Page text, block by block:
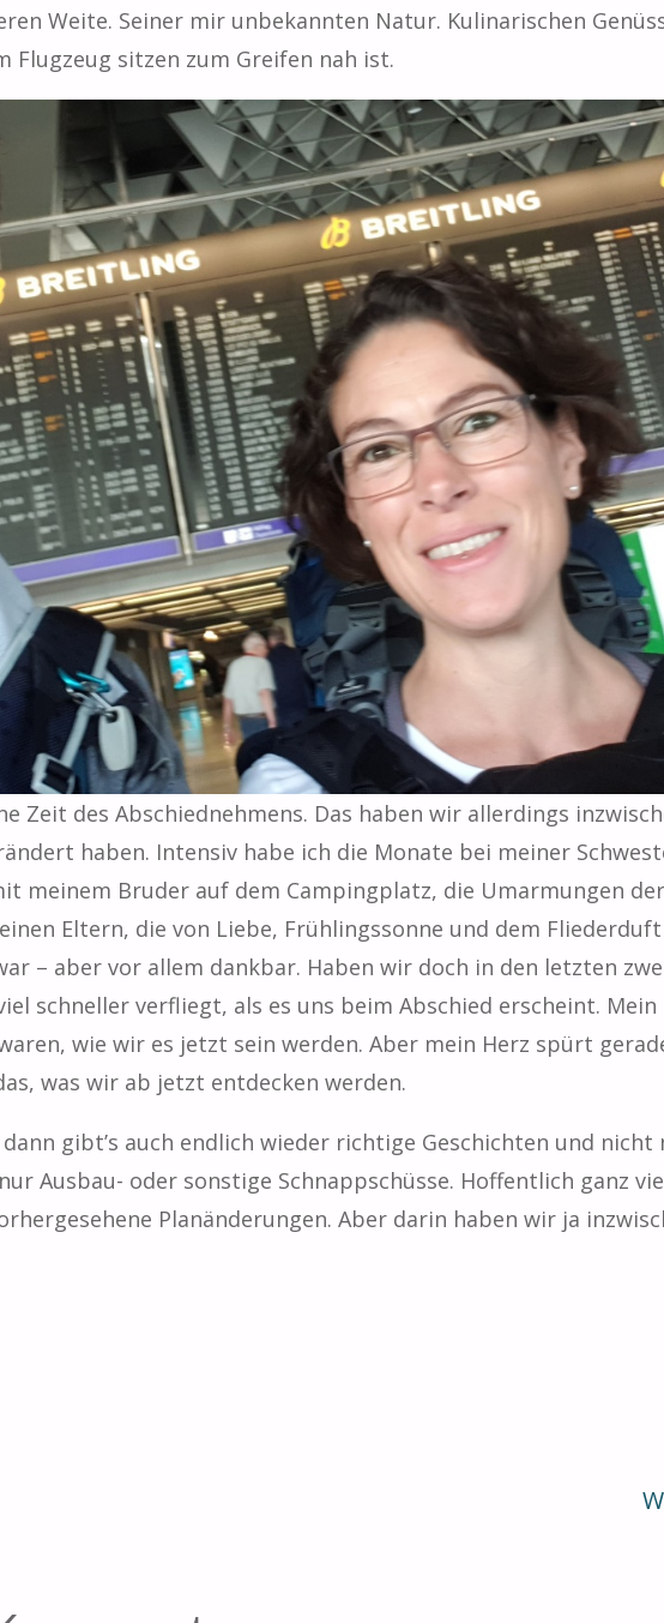
Weite. Seiner mir unbekannten Natur. Kulinarischen
sitzen zum Greifen nah ist.
Zeit des Abschiednehmens. Das haben wir allerdings
haben. Intensiv habe ich die Monate bei meiner
meinem Bruder auf dem Campingplatz, die Umarmungen
Eltern, die von Liebe, Frühlingssonne und dem
– aber vor allem dankbar. Haben wir doch in den letzten
schneller verfliegt, als es uns beim Abschied erscheint.
wie wir es jetzt sein werden. Aber mein Herz spürt
was wir ab jetzt entdecken werden.
gibt’s auch endlich wieder richtige Geschichten und
Ausbau- oder sonstige Schnappschüsse. Hoffentlich ganz
Planänderungen. Aber darin haben wir ja